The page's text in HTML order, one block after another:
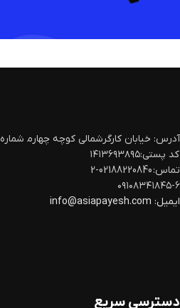
آدرس: خیابان کارگرشمالی کوچه چهارم‍ شماره ۳۸ واحد ۵ شمالی
کد پستی:۱۴۱۳۶۹۳۸۹۵
تماس: 02188220840-2
۰۹۱۰۸۳۴۱۸۴۵-۶
ایمیل:
دسترسی سریع